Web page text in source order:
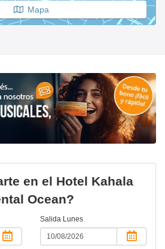
Mapa
en el Hotel Kahala
Ocean?
Salida Lunes